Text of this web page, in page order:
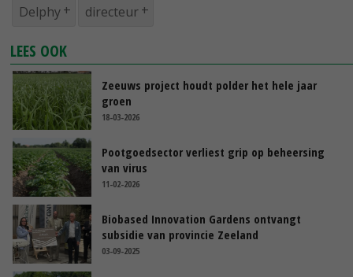
Delphy directeur
LEES OOK
Zeeuws project houdt polder het hele jaar
groen
18-03-2026
Pootgoedsector verliest grip op beheersing
van virus
11-02-2026
Biobased Innovation Gardens ontvangt
subsidie van provincie Zeeland
03-09-2025